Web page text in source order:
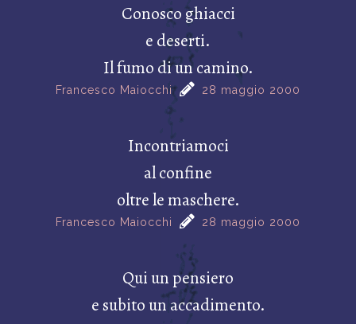
Conosco ghiacci
e deserti.
Il fumo di un camino.
Francesco Maiocchi 28 maggio 2000
Incontriamoci
al confine
oltre le maschere.
Francesco Maiocchi 28 maggio 2000
Qui un pensiero
e subito un accadimento.